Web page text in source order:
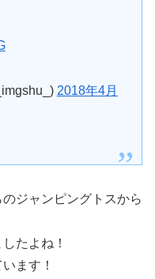
2018年4月
ジャンピングトスから
たよね！
ます！